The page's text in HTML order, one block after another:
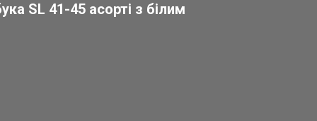
SL 41-45 асорті з білим